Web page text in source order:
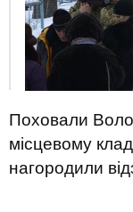
Поховали
місцевому
нагородили